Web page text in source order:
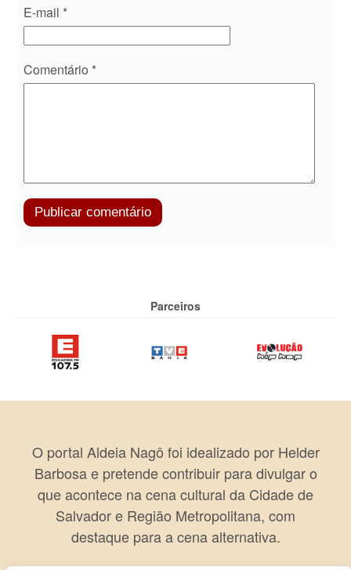
E-mail *
Comentário *
Parceiros
O portal Aldeia Nagô foi idealizado por Helder
Barbosa e pretende contribuir para divulgar o
que acontece na cena cultural da Cidade de
Salvador e Região Metropolitana, com
destaque para a cena alternativa.